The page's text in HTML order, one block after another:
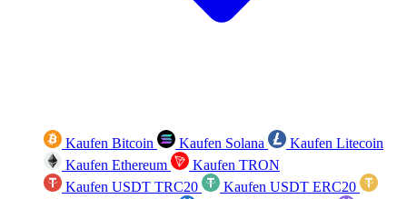
Kaufen Bitcoin Kaufen Solana
Kaufen Litecoin
Kaufen Ethereum
Kaufen TRON
Kaufen USDT TRC20
Kaufen USDT ERC20